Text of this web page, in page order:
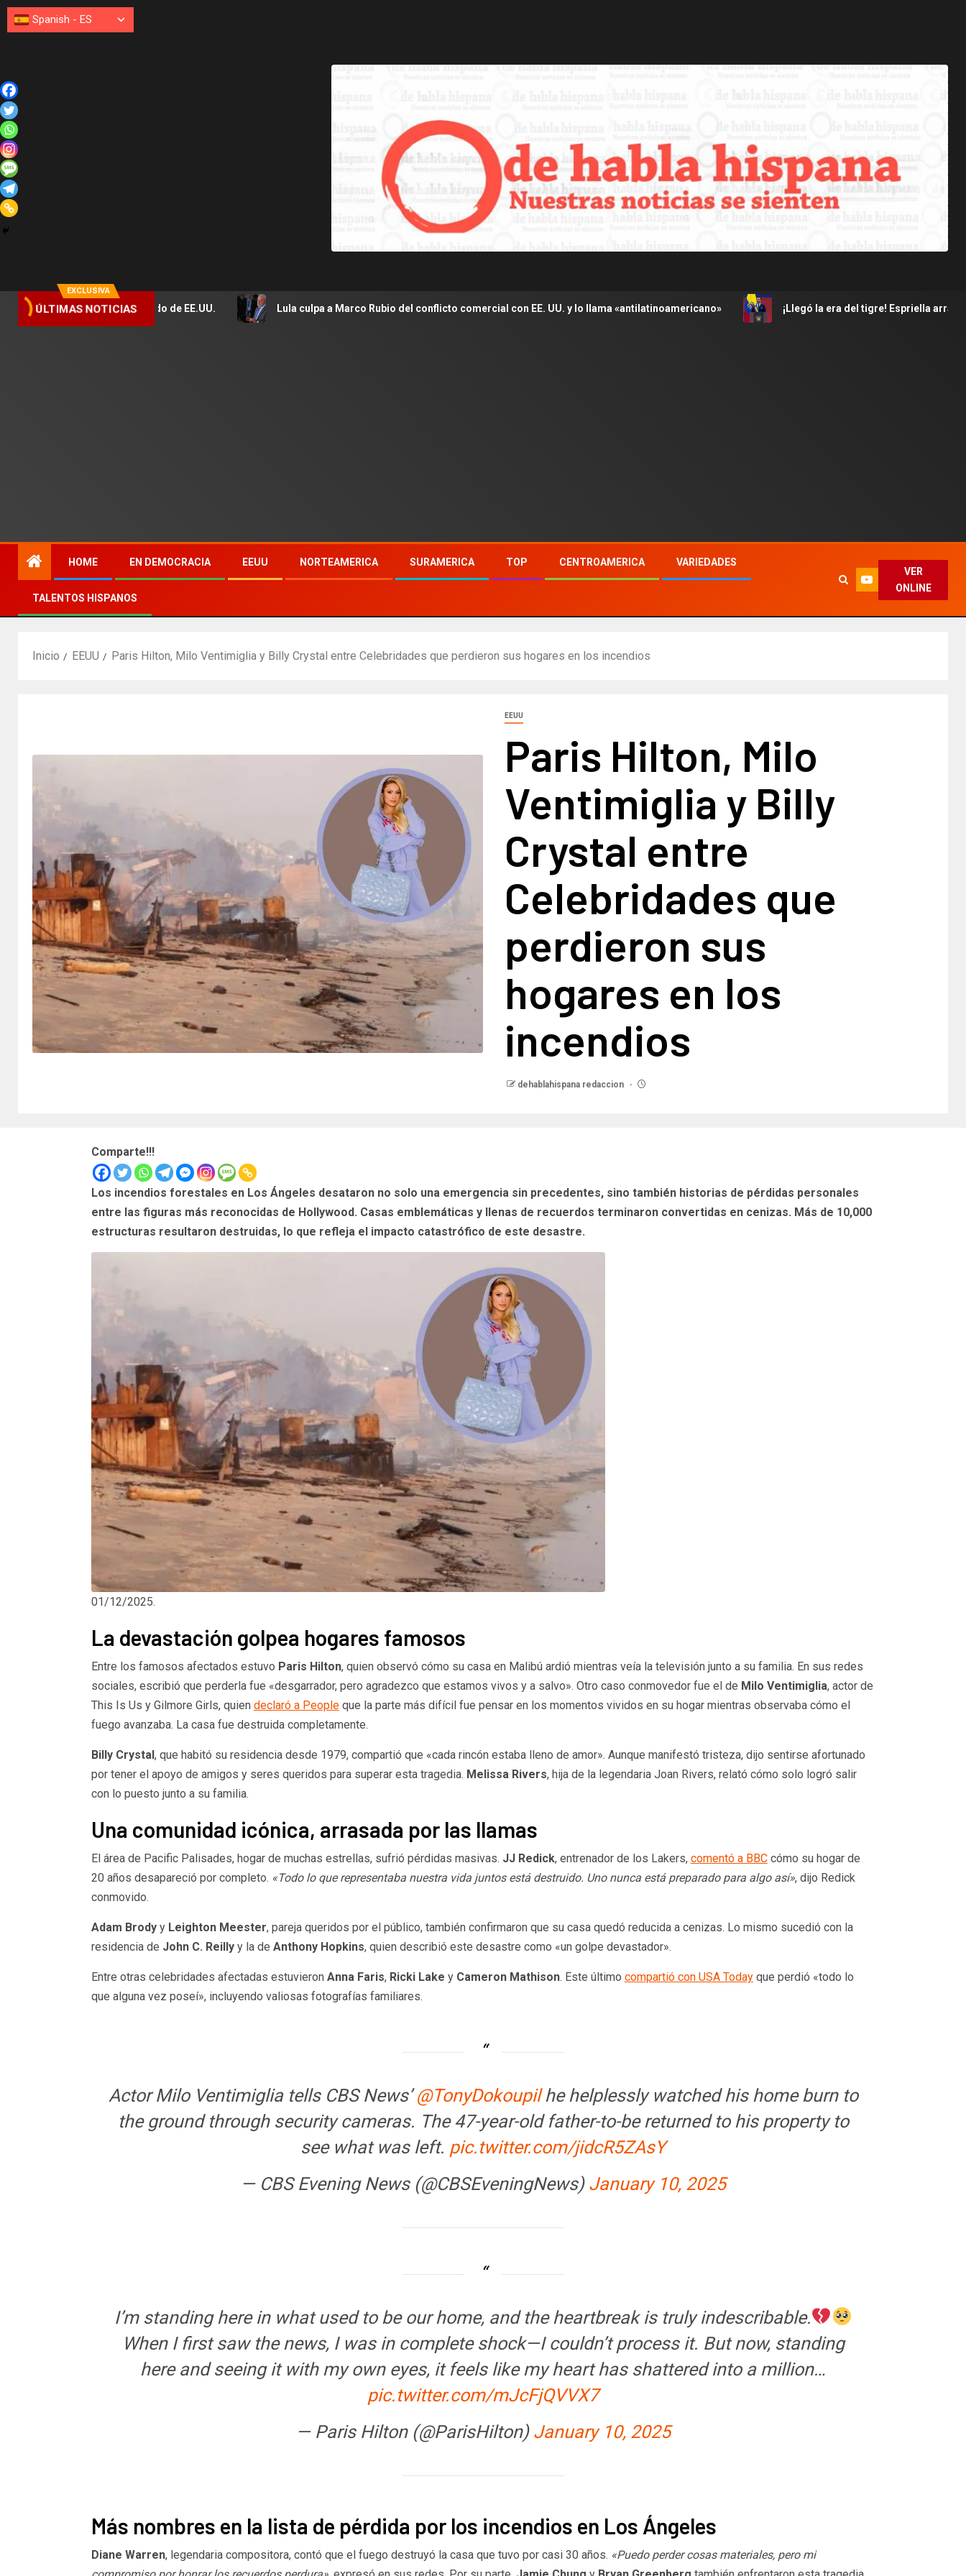
EXCLUSIVA
ÚLTIMAS NOTICIAS
del poder blando de EE.UU. Lula culpa a Marco Rubio del conflicto comercial con EE. UU. y lo llama «antilatinoamericano» ¡Llegó la era del tigre! Espriella arranca con mano
HOME EN DEMOCRACIA EEUU NORTEAMERICA SURAMERICA TOP CENTROAMERICA VARIEDADES
TALENTOS HISPANOS
VER
ONLINE
Inicio EEUU Paris Hilton, Milo Ventimiglia y Billy Crystal entre Celebridades que perdieron sus hogares en los incendios
EEUU
Paris Hilton, Milo
Ventimiglia y Billy
Crystal entre
Celebridades que
perdieron sus
hogares en los
incendios
dehablahispana redaccion
Comparte!!!
Los incendios forestales en Los Ángeles desataron no solo una emergencia sin precedentes, sino también historias de pérdidas personales
entre las figuras más reconocidas de Hollywood. Casas emblemáticas y llenas de recuerdos terminaron convertidas en cenizas. Más de 10,000
estructuras resultaron destruidas, lo que refleja el impacto catastrófico de este desastre.
01/12/2025.
La devastación golpea hogares famosos
Entre los famosos afectados estuvo Paris Hilton, quien observó cómo su casa en Malibú ardió mientras veía la televisión junto a su familia. En sus redes
sociales, escribió que perderla fue «desgarrador, pero agradezco que estamos vivos y a salvo». Otro caso conmovedor fue el de Milo Ventimiglia, actor de
This Is Us y Gilmore Girls, quien declaró a Peopleque la parte más difícil fue pensar en los momentos vividos en su hogar mientras observaba cómo el
fuego avanzaba. La casa fue destruida completamente.
Billy Crystal, que habitó su residencia desde 1979, compartió que «cada rincón estaba lleno de amor». Aunque manifestó tristeza, dijo sentirse afortunado
por tener el apoyo de amigos y seres queridos para superar esta tragedia. Melissa Rivers, hija de la legendaria Joan Rivers, relató cómo solo logró salir
con lo puesto junto a su familia.
Una comunidad icónica, arrasada por las llamas
El área de Pacific Palisades, hogar de muchas estrellas, sufrió pérdidas masivas. JJ Redick, entrenador de los Lakers, comentó a BBCcómo su hogar de
20 años desapareció por completo. «Todo lo que representaba nuestra vida juntos está destruido. Uno nunca está preparado para algo así», dijo Redick
conmovido.
Adam Brodyy Leighton Meester, pareja queridos por el público, también confirmaron que su casa quedó reducida a cenizas. Lo mismo sucedió con la
residencia de John C. Reillyy la de Anthony Hopkins, quien describió este desastre como «un golpe devastador».
Entre otras celebridades afectadas estuvieron Anna Faris, Ricki Lake y Cameron Mathison. Este último compartió con USA Todayque perdió «todo lo
que alguna vez poseí», incluyendo valiosas fotografías familiares.
Actor Milo Ventimiglia tells CBS News’@TonyDokoupilhe helplessly watched his home burn to
the ground through security cameras. The 47-year-old father-to-be returned to his property to
see what was left. pic.twitter.com/jidcR5ZAsY
— CBS Evening News (@CBSEveningNews) January 10, 2025
I’m standing here in what used to be our home, and the heartbreak is truly indescribable.
When I first saw the news, I was in complete shock—I couldn’t process it. But now, standing
here and seeing it with my own eyes, it feels like my heart has shattered into a million…
pic.twitter.com/mJcFjQVVX7
— Paris Hilton (@ParisHilton) January 10, 2025
Más nombres en la lista de pérdida por los incendios en Los Ángeles
Diane Warren, legendaria compositora, contó que el fuego destruyó la casa que tuvo por casi 30 años. «Puedo perder cosas materiales, pero mi
Spanish - ES